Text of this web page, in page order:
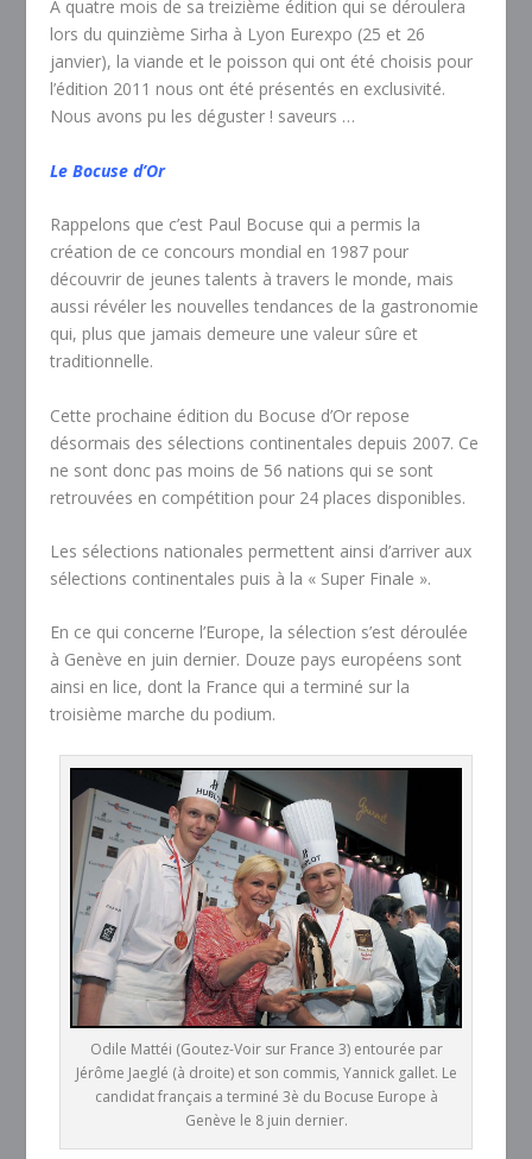
A quatre mois de sa treizième édition qui se déroulera
lors du quinzième Sirha à Lyon Eurexpo (25 et 26
janvier), la viande et le poisson qui ont été choisis pour
l’édition 2011 nous ont été présentés en exclusivité.
Nous avons pu les déguster ! saveurs …
Le Bocuse d’Or
Rappelons que c’est Paul Bocuse qui a permis la
création de ce concours mondial en 1987 pour
découvrir de jeunes talents à travers le monde, mais
aussi révéler les nouvelles tendances de la gastronomie
qui, plus que jamais demeure une valeur sûre et
traditionnelle.
Cette prochaine édition du Bocuse d’Or repose
désormais des sélections continentales depuis 2007. Ce
ne sont donc pas moins de 56 nations qui se sont
retrouvées en compétition pour 24 places disponibles.
Les sélections nationales permettent ainsi d’arriver aux
sélections continentales puis à la « Super Finale ».
En ce qui concerne l’Europe, la sélection s’est déroulée
à Genève en juin dernier. Douze pays européens sont
ainsi en lice, dont la France qui a terminé sur la
troisième marche du podium.
Odile Mattéi (Goutez-Voir sur France 3) entourée par
Jérôme Jaeglé (à droite) et son commis, Yannick gallet. Le
candidat français a terminé 3è du Bocuse Europe à
Genève le 8 juin dernier.